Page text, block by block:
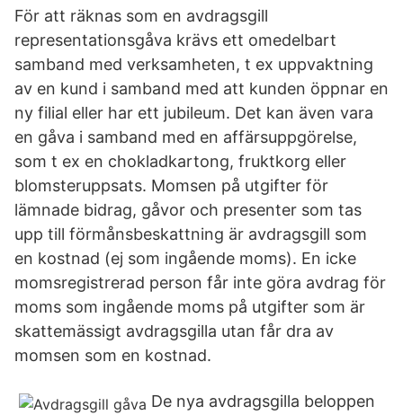
För att räknas som en avdragsgill
representationsgåva krävs ett omedelbart
samband med verksamheten, t ex uppvaktning
av en kund i samband med att kunden öppnar en
ny filial eller har ett jubileum. Det kan även vara
en gåva i samband med en affärsuppgörelse,
som t ex en chokladkartong, fruktkorg eller
blomsteruppsats. Momsen på utgifter för
lämnade bidrag, gåvor och presenter som tas
upp till förmånsbeskattning är avdragsgill som
en kostnad (ej som ingående moms). En icke
momsregistrerad person får inte göra avdrag för
moms som ingående moms på utgifter som är
skattemässigt avdragsgilla utan får dra av
momsen som en kostnad.
De nya avdragsgilla beloppen